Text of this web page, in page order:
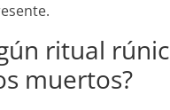
ritual
muertos?